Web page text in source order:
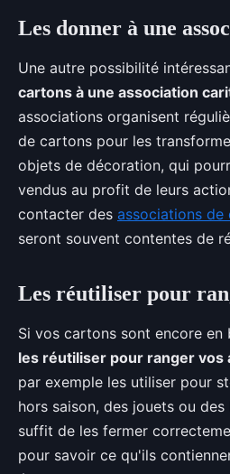
Les donner à une
Une autre possibilité
cartons à une association
associations organisent
de cartons pour les
objets de décoration, qui
vendus au profit de leurs
contacter des associations de
seront souvent contentes de
Les réutiliser pour
Si vos cartons sont encore
les réutiliser pour ranger vos
par exemple les utiliser pour
hors saison, des jouets ou
suffit de les fermer
pour savoir ce qu'ils